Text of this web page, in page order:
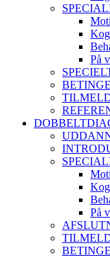
På
På